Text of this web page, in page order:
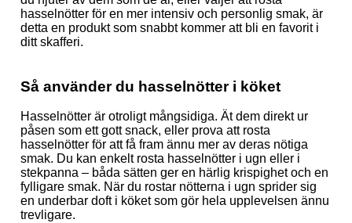
hasselnötter för en mer intensiv och personlig smak, är
detta en produkt som snabbt kommer att bli en favorit i
ditt skafferi.
Så använder du hasselnötter i köket
Hasselnötter är otroligt mångsidiga. Ät dem direkt ur
påsen som ett gott snack, eller prova att rosta
hasselnötter för att få fram ännu mer av deras nötiga
smak. Du kan enkelt rosta hasselnötter i ugn eller i
stekpanna – båda sätten ger en härlig krispighet och en
fylligare smak. När du rostar nötterna i ugn sprider sig
en underbar doft i köket som gör hela upplevelsen ännu
trevligare.